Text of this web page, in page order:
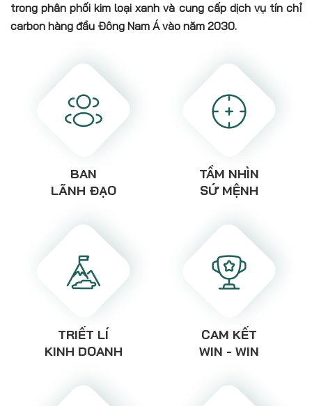
trong phân phối kim loại xanh và cung cấp dịch vụ tín chỉ
carbon hàng đầu Đông Nam Á vào năm 2030.
BAN
LÃNH ĐẠO
TẦM NHÌN
SỨ MỆNH
TRIẾT LÍ
KINH DOANH
CAM KẾT
WIN - WIN